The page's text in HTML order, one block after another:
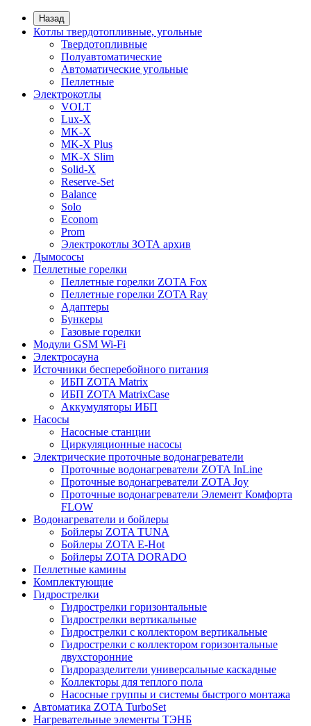
Назад
Котлы твердотопливные, угольные
Твердотопливные
Полуавтоматические
Автоматические угольные
Пеллетные
Электрокотлы
VOLT
Lux-X
MK-X
MK-X Plus
MK-X Slim
Solid-X
Reserve-Set
Balance
Solo
Econom
Prom
Электрокотлы ЗОТА архив
Дымососы
Пеллетные горелки
Пеллетные горелки ZOTA Fox
Пеллетные горелки ZOTA Ray
Адаптеры
Бункеры
Газовые горелки
Модули GSM Wi-Fi
Электросауна
Источники бесперебойного питания
ИБП ZOTA Matrix
ИБП ZOTA MatrixCase
Аккумуляторы ИБП
Насосы
Насосные станции
Циркуляционные насосы
Электрические проточные водонагреватели
Проточные водонагреватели ZOTA InLine
Проточные водонагреватели ZOTA Joy
Проточные водонагреватели Элемент Комфорта
FLOW
Водонагреватели и бойлеры
Бойлеры ZOTA TUNA
Бойлеры ZOTA E-Hot
Бойлеры ZOTA DORADO
Пеллетные камины
Комплектующие
Гидрострелки
Гидрострелки горизонтальные
Гидрострелки вертикальные
Гидрострелки с коллектором вертикальные
Гидрострелки с коллектором горизонтальные
двухсторонние
Гидроразделители универсальные каскадные
Коллекторы для теплого пола
Насосные группы и системы быстрого монтажа
Автоматика ZOTA TurboSet
Нагревательные элементы ТЭНБ